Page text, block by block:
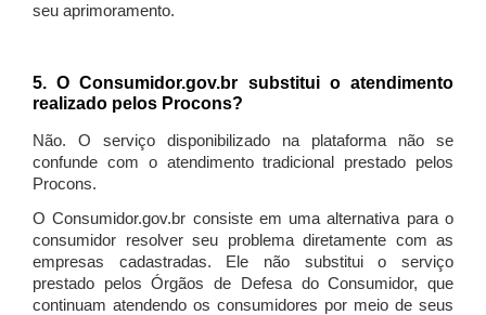
seu aprimoramento.
5. O Consumidor.gov.br substitui o atendimento
realizado pelos Procons?
Não. O serviço disponibilizado na plataforma não se
confunde com o atendimento tradicional prestado pelos
Procons.
O Consumidor.gov.br consiste em uma alternativa para o
consumidor resolver seu problema diretamente com as
empresas cadastradas. Ele não substitui o serviço
prestado pelos Órgãos de Defesa do Consumidor, que
continuam atendendo os consumidores por meio de seus